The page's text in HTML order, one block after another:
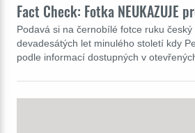
Fact Check: Fotka NEUKAZUJE
Podavá si na černobílé fotce ruku
devadesátých let minulého století kdy
podle informací dostupných v